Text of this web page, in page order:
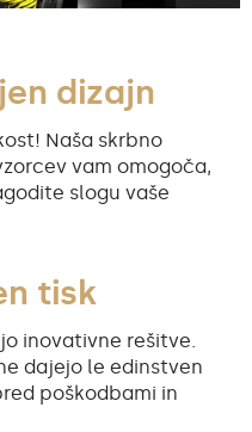
dizajn
Naša skrbno
vam omogoča,
slogu vaše
tisk
inovativne rešitve.
dajejo le edinstven
poškodbami in